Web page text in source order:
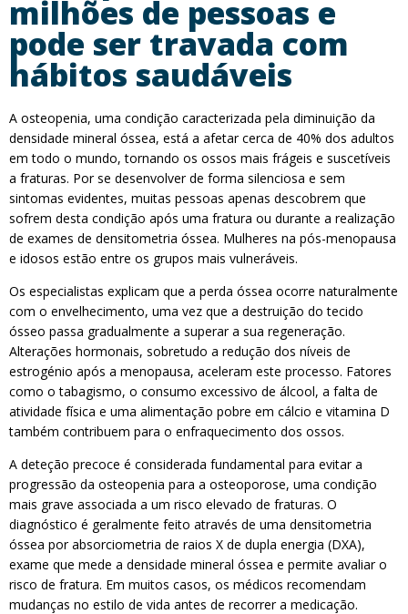
milhões de pessoas e
pode ser travada com
hábitos saudáveis
A osteopenia, uma condição caracterizada pela diminuição da
densidade mineral óssea, está a afetar cerca de 40% dos adultos
em todo o mundo, tornando os ossos mais frágeis e suscetíveis
a fraturas. Por se desenvolver de forma silenciosa e sem
sintomas evidentes, muitas pessoas apenas descobrem que
sofrem desta condição após uma fratura ou durante a realização
de exames de densitometria óssea. Mulheres na pós-menopausa
e idosos estão entre os grupos mais vulneráveis.
Os especialistas explicam que a perda óssea ocorre naturalmente
com o envelhecimento, uma vez que a destruição do tecido
ósseo passa gradualmente a superar a sua regeneração.
Alterações hormonais, sobretudo a redução dos níveis de
estrogénio após a menopausa, aceleram este processo. Fatores
como o tabagismo, o consumo excessivo de álcool, a falta de
atividade física e uma alimentação pobre em cálcio e vitamina D
também contribuem para o enfraquecimento dos ossos.
A deteção precoce é considerada fundamental para evitar a
progressão da osteopenia para a osteoporose, uma condição
mais grave associada a um risco elevado de fraturas. O
diagnóstico é geralmente feito através de uma densitometria
óssea por absorciometria de raios X de dupla energia (DXA),
exame que mede a densidade mineral óssea e permite avaliar o
risco de fratura. Em muitos casos, os médicos recomendam
mudanças no estilo de vida antes de recorrer a medicação.